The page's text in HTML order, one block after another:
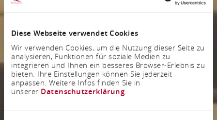
Diese Webseite verwendet Cookies
Wir verwenden Cookies, um die Nutzung dieser Seite zu
analysieren, Funktionen für soziale Medien zu
integrieren und Ihnen ein besseres Browser-Erlebnis zu
bieten. Ihre Einstellungen können Sie jederzeit
anpassen. Weitere Infos finden Sie in
unserer Datenschutzerklärung.